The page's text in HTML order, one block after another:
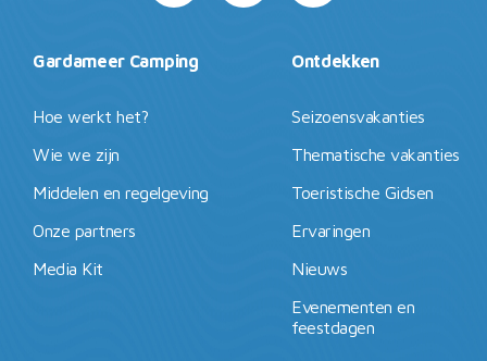
Gardameer Camping
Hoe werkt het?
Wie we zijn
Middelen en regelgeving
Onze partners
Media Kit
Ontdekken
Seizoensvakanties
Thematische vakanties
Toeristische Gidsen
Ervaringen
Nieuws
Evenementen en
feestdagen